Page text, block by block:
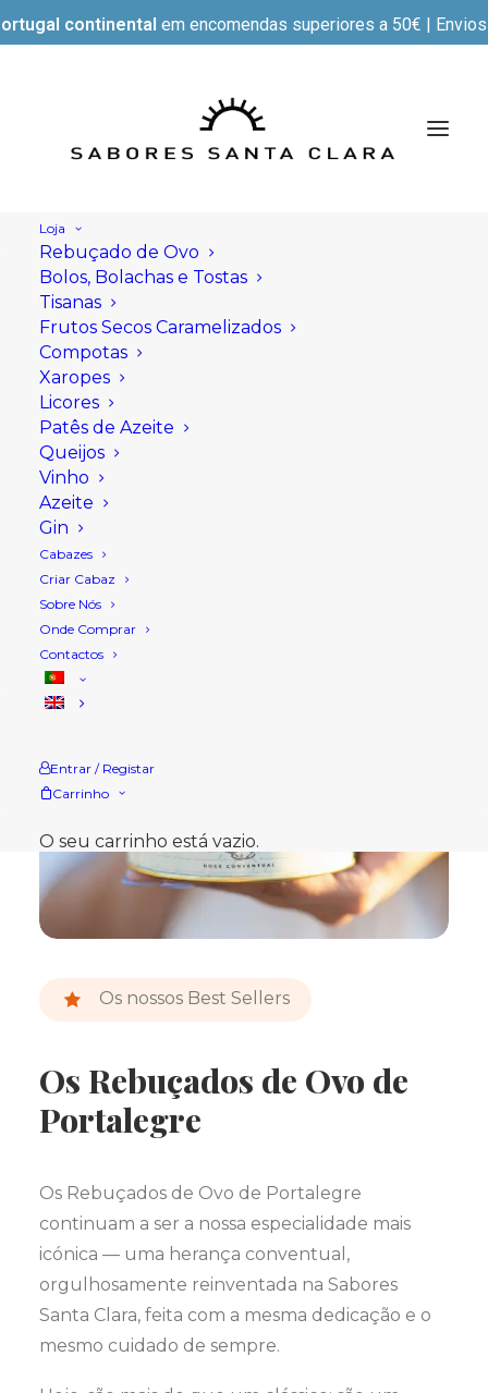
continental em encomendas superiores a 50€ |
Loja
Rebuçado de Ovo
Bolos, Bolachas e Tostas
Tisanas
Frutos Secos Caramelizados
Compotas
Xaropes
Licores
Patês de Azeite
Queijos
Vinho
Azeite
Gin
Cabazes
Criar Cabaz
Sobre Nós
Onde Comprar
Contactos
Entrar / Registar
Carrinho
O seu carrinho está vazio.
Os nossos Best Sellers
Os Rebuçados de Ovo de
Portalegre
Os Rebuçados de Ovo de Portalegre
continuam a ser a nossa especialidade mais
icónica — uma herança conventual,
orgulhosamente reinventada na Sabores
Santa Clara, feita com a mesma dedicação e o
mesmo cuidado de sempre.